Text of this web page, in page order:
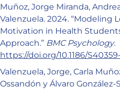
Muñoz, Jorge Miranda,
Valenzuela. 2024. “Modeling
Motivation in Health
Approach.” BMC Psychology.
https://doi.org/10.1186/
Valenzuela, Jorge, Carla
Ossandón y Álvaro González-